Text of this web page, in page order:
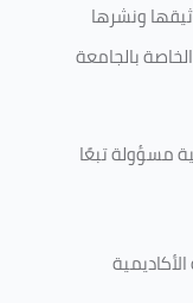
ونشرها
بالجامعة
مسؤولة تبعًا